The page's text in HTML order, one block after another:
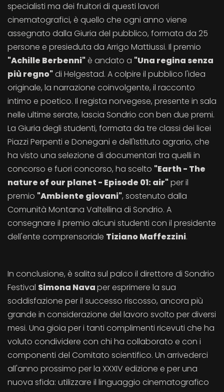
specialisti ma dei fruitori di questi lavori
cinematografici, è quello che ogni anno viene
assegnato dalla Giuria del pubblico, formata da 25
persone e presieduta da Arrigo Mattiussi. Il premio
"Achille Berbenni"è andato a "Una regina senza
più regno"di Helgestad. A colpire il pubblico l'idea
originale, la narrazione coinvolgente, il racconto
intimo e poetico. Il regista norvegese, presente in sala
nelle ultime serate, lascia Sondrio con ben due premi.
La Giuria degli studenti, formata da tre classi dei licei
Piazzi Perpenti e Donegani e dell'Istituto agrario, che
ha visto una selezione di documentari tra quelli in
concorso e fuori concorso, ha scelto "Earth - The
nature of our planet - Episode 01: air"per il
premio "Ambiente giovani", sostenuto dalla
Comunità Montana Valtellina di Sondrio. A
consegnare il premio alcuni studenti con il presidente
dell'ente comprensoriale Tiziano Maffezzini.
In conclusione, è salita sul palco il direttore di Sondrio
Festival Simona Navaper esprimere la sua
soddisfazione per il successo riscosso, ancora più
grande in considerazione del lavoro svolto per diversi
mesi. Una gioia per i tanti complimenti ricevuti che ha
voluto condividere con chi ha collaborato e con i
componenti del Comitato scientifico. Un arrivederci
all'anno prossimo per la XXXIV edizione e per una
nuova sfida: utilizzare il linguaggio cinematografico